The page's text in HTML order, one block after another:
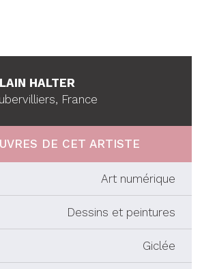
HALTER
France
DE CET ARTISTE
Art numérique
Dessins et peintures
Giclée